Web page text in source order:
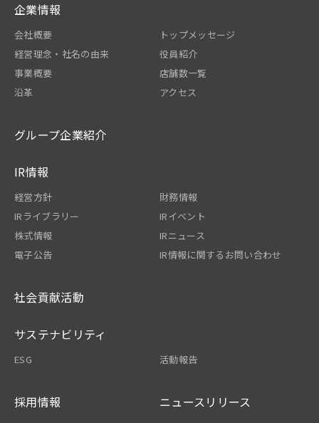
企業情報
会社概要
トップメッセージ
経営理念・社名の由来
役員紹介
事業概要
店舗数一覧
沿革
アクセス
グループ企業紹介
IR情報
経営方針
財務情報
IRライブラリー
IRイベント
株式情報
IRニュース
電子公告
IR情報に関するお問い合わせ
社会貢献活動
サステナビリティ
ESG 活動報告
採用情報 ニュースリリース